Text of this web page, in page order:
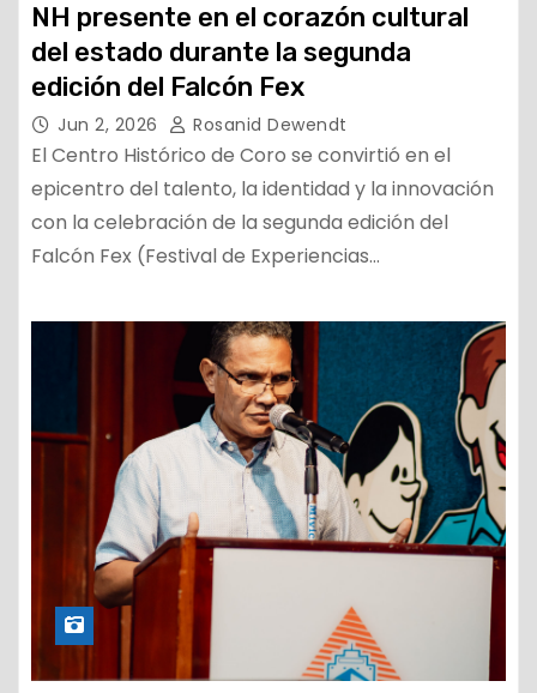
NH presente en el corazón cultural
del estado durante la segunda
edición del Falcón Fex
Jun 2, 2026 Rosanid Dewendt
El Centro Histórico de Coro se convirtió en el
epicentro del talento, la identidad y la innovación
con la celebración de la segunda edición del
Falcón Fex (Festival de Experiencias…